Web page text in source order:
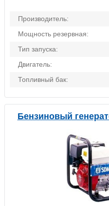
Производитель:
Мощность резервная:
Тип запуска:
Двигатель:
Топливный бак:
Бензиновый